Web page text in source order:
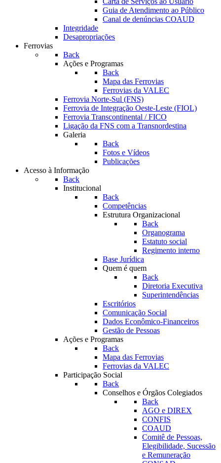
Guia de Atendimento ao Público
Canal de denúncias COAUD
Integridade
Desapropriações
Ferrovias
Back
Ações e Programas
Back
Mapa das Ferrovias
Ferrovias da VALEC
Ferrovia Norte-Sul (FNS)
Ferrovia de Integração Oeste-Leste (FIOL)
Ferrovia Transcontinental / FICO
Ligação da FNS com a Transnordestina
Galeria
Back
Fotos e Vídeos
Publicações
Acesso à Informação
Back
Institucional
Back
Competências
Estrutura Organizacional
Back
Organograma
Estatuto social
Regimento interno
Base Jurídica
Quem é quem
Back
Diretoria Executiva
Superintendências
Escritórios
Comunicação Social
Dados Econômico-Financeiros
Gestão de Pessoas
Ações e Programas
Back
Mapa das Ferrovias
Ferrovias da VALEC
Participação Social
Back
Conselhos e Órgãos Colegiados
Back
AGO e DIREX
CONFIS
COAUD
Comitê de Pessoas,
Elegibilidade, Sucessão
e Remuneração